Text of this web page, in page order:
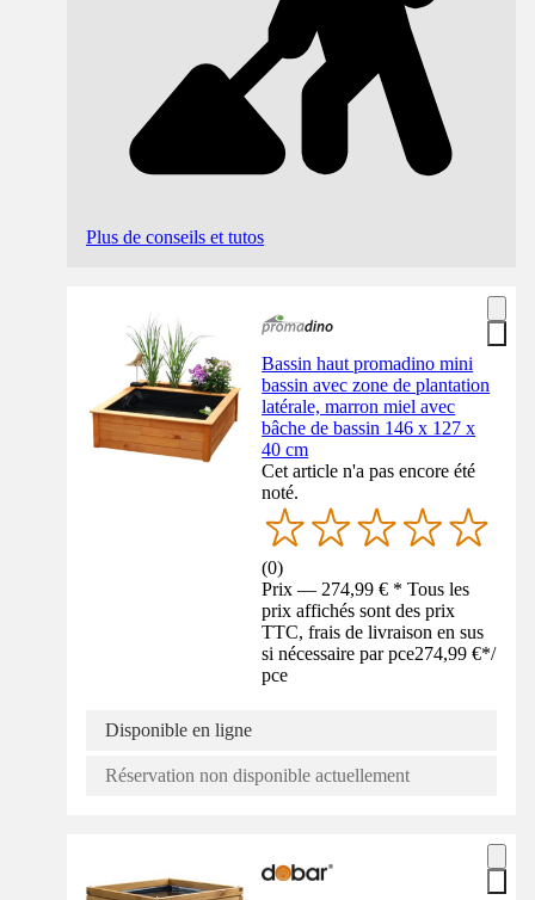
Plus de conseils et tutos
Bassin haut promadino mini
bassin avec zone de plantation
latérale, marron miel avec
bâche de bassin 146 x 127 x
40 cm
Cet article n'a pas encore été
noté.
(0)
Prix — 274,99 € * Tous les
prix affichés sont des prix
TTC, frais de livraison en sus
si nécessaire par pce274,99 €*/
pce
Disponible en ligne
Réservation non disponible actuellement